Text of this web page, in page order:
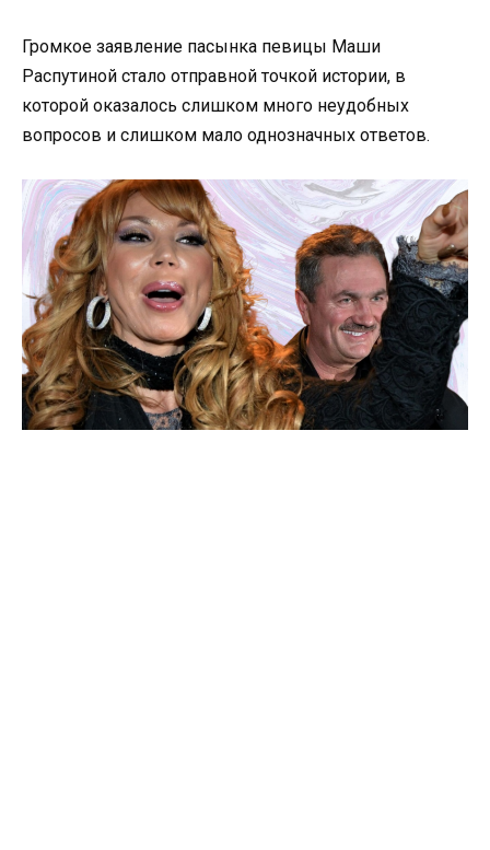
Громкое заявление пасынка певицы Маши
Распутиной стало отправной точкой истории, в
которой оказалось слишком много неудобных
вопросов и слишком мало однозначных ответов.